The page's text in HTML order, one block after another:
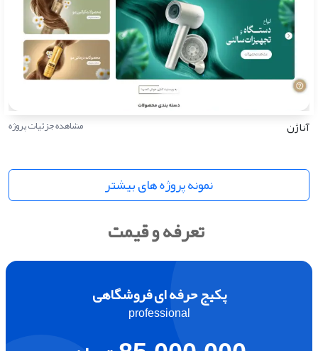
آناژن مشاهده جزئیات پروژه
نمونه پروژه های بیشتر
تعرفه و قیمت
پکیج حرفه ای فروشگاهی
professional